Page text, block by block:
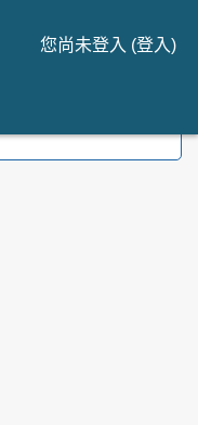
您尚未登入 (登入)